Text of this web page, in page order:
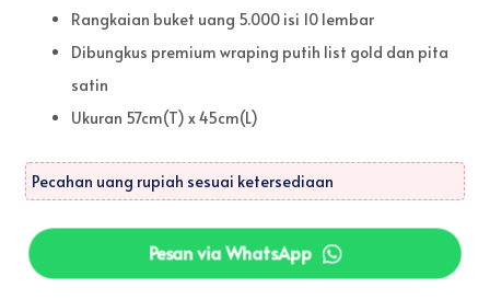
Rangkaian buket uang 5.000 isi 10 lembar
Dibungkus premium wraping putih list gold dan pita
satin
Ukuran 57cm(T) x 45cm(L)
Pecahan uang rupiah sesuai ketersediaan
Pesan via WhatsApp